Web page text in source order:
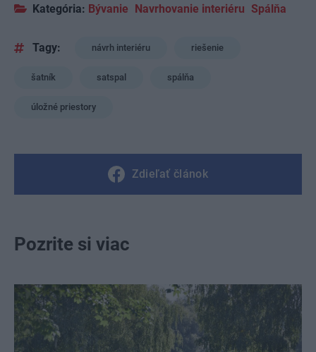
Kategória: Bývanie Navrhovanie interiéru Spálňa
Tagy: návrh interiéru riešenie
šatník satspal spálňa
úložné priestory
Zdieľať článok
Pozrite si viac